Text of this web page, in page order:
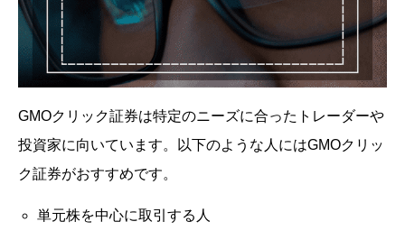
GMOクリック証券は特定のニーズに合ったトレーダーや
投資家に向いています。以下のような人にはGMOクリッ
ク証券がおすすめです。
単元株を中心に取引する人